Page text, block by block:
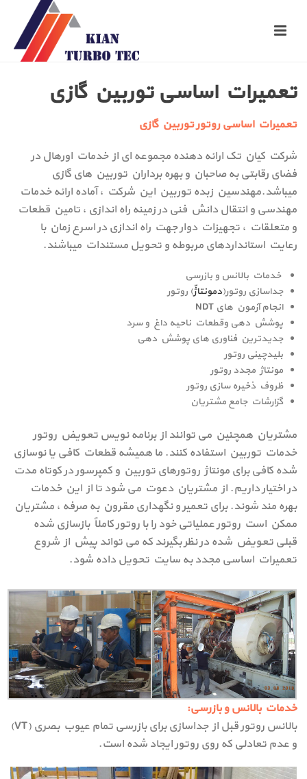
تعمیرات اساسی توربین گازی
تعمیرات اساسی روتور توربین گازی
شرکت کیان تک ارائه دهنده مجموعه ای از خدمات اورهال در
فضای رقابتی به صاحبان و بهره برداران توربین های گازی
میباشد.مهندسین زبده توربین این شرکت ، آماده ارائه خدمات
مهندسی و انتقال دانش فنی در زمینه راه اندازی ، تامین قطعات
و متعلقات ، تجهیزات دوار جهت راه اندازی در اسرع زمان با
رعایت استانداردهای مربوطه و تحویل مستندات میباشند.
خدمات بالانس و بازرسی
جداسازی روتور(دمونتاژّ) روتور
انجام آزمون های NDT
پوشش دهی وقطعات ناحیه داغ و سرد
جدیدترین فناوری های پوشش دهی
بلیدچینی روتور
مونتاژ مجدد روتور
ظروف ذخیره سازی روتور
گزارشات جامع مشتریان
مشتریان همچنین می توانند از برنامه نویس تعویض روتور
خدمات توربین استفاده کنند. ما همیشه قطعات کافی یا نوسازی
شده کافی برای مونتاژ روتورهای توربین و کمپرسور در کوتاه مدت
در اختیار داریم. از مشتریان دعوت می شود تا از این خدمات
بهره مند شوند. برای تعمیر و نگهداری مقرون به صرفه ، مشتریان
ممکن است روتور عملیاتی خود را با روتور کاملاً بازسازی شده
قبلی تعویض شده در نظر بگیرند که می تواند پیش از شروع
تعمیرات اساسی مجدد به سایت تحویل داده شود.
خدمات بالانس و بازرسی:
بالانس روتور قبل از جداسازی برای بازرسی تمام عیوب بصری (VT)
و عدم تعادلی که روی روتور ایجاد شده است.